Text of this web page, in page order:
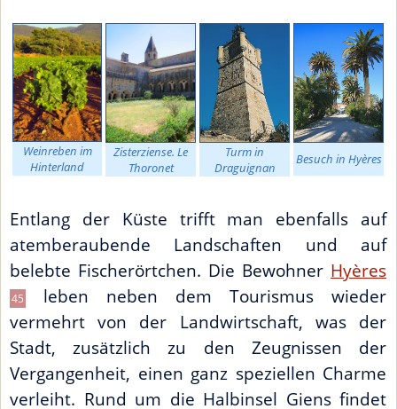
Weinreben im
Hinterland
Zisterziense. Le
Thoronet
Turm in
Draguignan
Besuch in Hyères
Entlang der Küste trifft man ebenfalls auf
atemberaubende Landschaften und auf
belebte Fischerörtchen. Die Bewohner Hyères
45
leben neben dem Tourismus wieder
vermehrt von der Landwirtschaft, was der
Stadt, zusätzlich zu den Zeugnissen der
Vergangenheit, einen ganz speziellen Charme
verleiht. Rund um die Halbinsel Giens findet